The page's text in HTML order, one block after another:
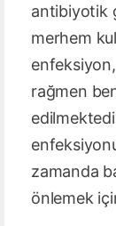
antibiyotik
merhem
enfeksiyon,
rağmen
zamanda
önlemek